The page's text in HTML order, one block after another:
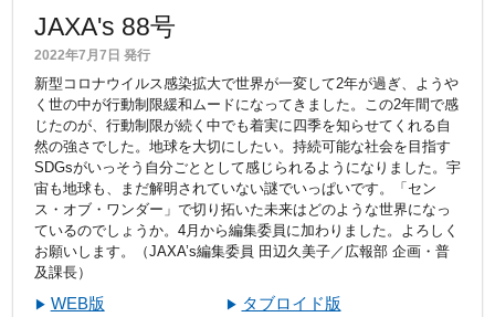
JAXA's 88号
2022年7月7日 発行
新型コロナウイルス感染拡大で世界が一変して2年が過ぎ、ようや
く世の中が行動制限緩和ムードになってきました。この2年間で感
じたのが、行動制限が続く中でも着実に四季を知らせてくれる自
然の強さでした。地球を大切にしたい。持続可能な社会を目指す
SDGsがいっそう自分ごととして感じられるようになりました。宇
宙も地球も、まだ解明されていない謎でいっぱいです。「セン
ス・オブ・ワンダー」で切り拓いた未来はどのような世界になっ
ているのでしょうか。4月から編集委員に加わりました。よろしく
お願いします。（JAXA’s編集委員 田辺久美子／広報部 企画・普
及課長）
WEB版 タブロイド版